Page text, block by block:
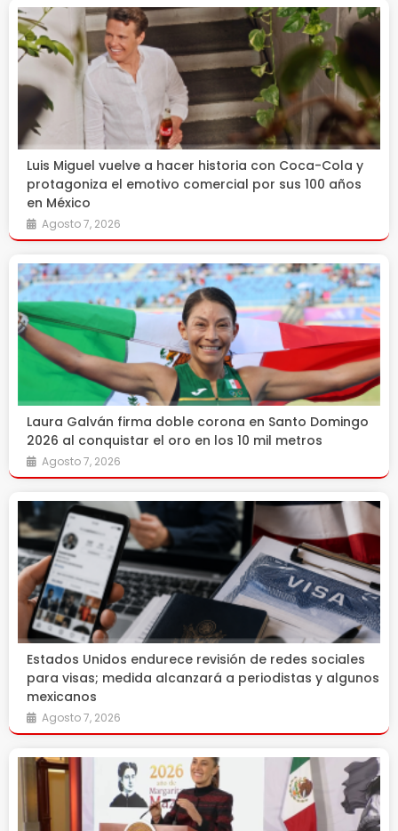
Luis Miguel vuelve a hacer historia con Coca-Cola y
protagoniza el emotivo comercial por sus 100 años
en México
Agosto 7, 2026
Laura Galván firma doble corona en Santo Domingo
2026 al conquistar el oro en los 10 mil metros
Agosto 7, 2026
Estados Unidos endurece revisión de redes sociales
para visas; medida alcanzará a periodistas y algunos
mexicanos
Agosto 7, 2026